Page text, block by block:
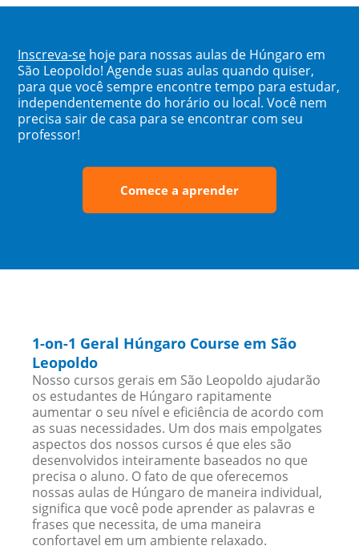
Inscreva-se hoje para nossas aulas de Húngaro em
São Leopoldo! Agende suas aulas quando quiser,
para que você sempre encontre tempo para estudar,
independentemente do horário ou local. Você nem
precisa sair de casa para se encontrar com seu
professor!
Comece a aprender
1-on-1 Geral Húngaro Course em São
Leopoldo
Nosso cursos gerais em São Leopoldo ajudarão
os estudantes de Húngaro rapitamente
aumentar o seu nível e eficiência de acordo com
as suas necessidades. Um dos mais empolgates
aspectos dos nossos cursos é que eles são
desenvolvidos inteiramente baseados no que
precisa o aluno. O fato de que oferecemos
nossas aulas de Húngaro de maneira individual,
significa que você pode aprender as palavras e
frases que necessita, de uma maneira
confortavel em um ambiente relaxado.